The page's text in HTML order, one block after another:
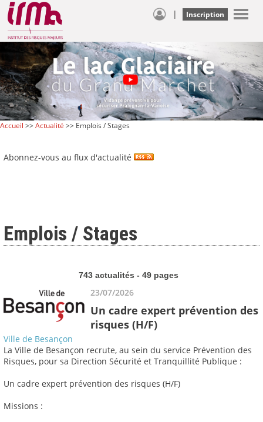
| Inscription
Accueil >>Actualité >> Emplois / Stages
Abonnez-vous au flux d'actualité
Emplois / Stages
743 actualités - 49 pages
23/07/2026
Un cadre expert prévention des
risques (H/F)
Ville de Besançon
La Ville de Besançon recrute, au sein du service Prévention des
Risques, pour sa Direction Sécurité et Tranquillité Publique :
Un cadre expert prévention des risques (H/F)
Missions :